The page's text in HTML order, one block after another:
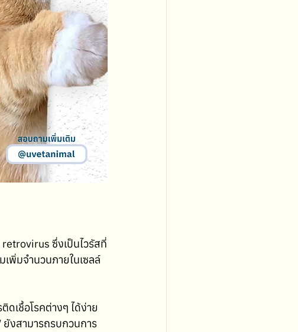
retrovirus ซึ่งเป็นไวรัสที่
เพิ่มจำนวนภายในเซลล์
เชื้อโรคต่างๆ ได้ง่าย
ยังสามารถรบกวนการ